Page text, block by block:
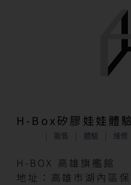
H-Box矽膠娃娃體
販售 體驗 維修
H-BOX 高雄旗艦館
地址：高雄市湖內區